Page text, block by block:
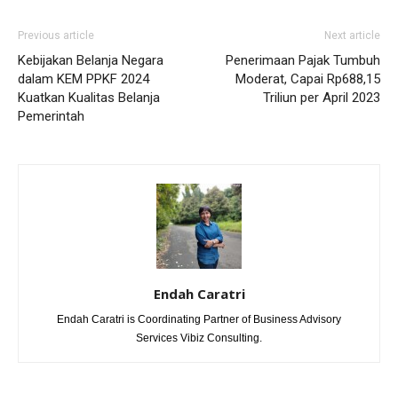
Previous article
Kebijakan Belanja Negara
dalam KEM PPKF 2024
Kuatkan Kualitas Belanja
Pemerintah
Next article
Penerimaan Pajak Tumbuh
Moderat, Capai Rp688,15
Triliun per April 2023
Endah Caratri
Endah Caratri is Coordinating Partner of Business Advisory
Services Vibiz Consulting.